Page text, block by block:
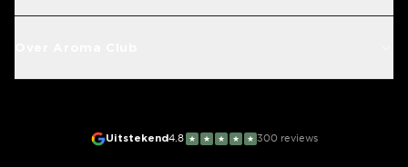
Uitstekend4.8 ★ ★ ★ ★ ★ 300 reviews